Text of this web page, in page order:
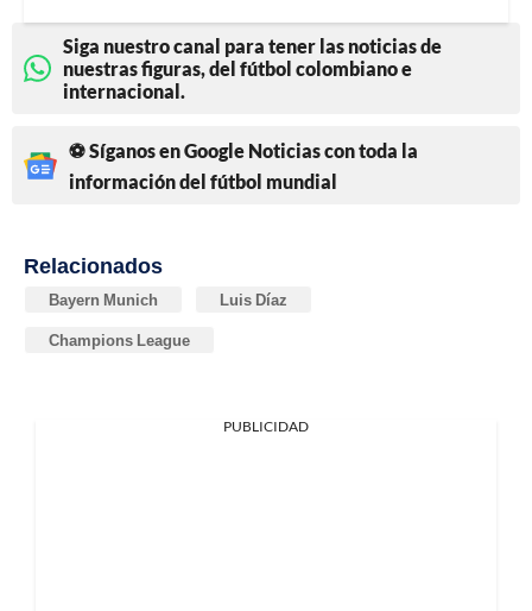
Siga nuestro canal para tener las noticias de
nuestras figuras, del fútbol colombiano e
internacional.
⚽ Síganos en Google Noticias con toda la
información del fútbol mundial
Relacionados
Bayern Munich Luis Díaz
Champions League
PUBLICIDAD